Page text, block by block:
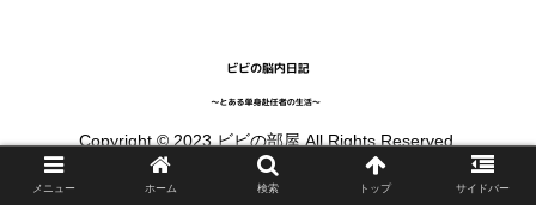
Copyright © 2023 ビビの部屋 All Rights Reserved.
メニュー ホーム 検索 トップ サイドバー